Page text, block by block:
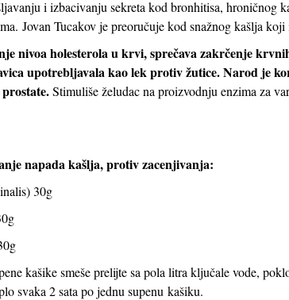
i izbacivanju sekreta kod bronhitisa, hroničnog
Jovan Tucakov je preoručuje kod snažnog kašlja
nivoa holesterola u krvi, sprečava zakrčenje
upotrebljavala kao lek protiv žutice. Narod je
Stimuliše želudac na proizvodnju enzima za
napada kašlja, protiv zacenjivanja:
30g
kašike smeše prelijte sa pola litra ključale vode,
svaka 2 sata po jednu supenu kašiku.